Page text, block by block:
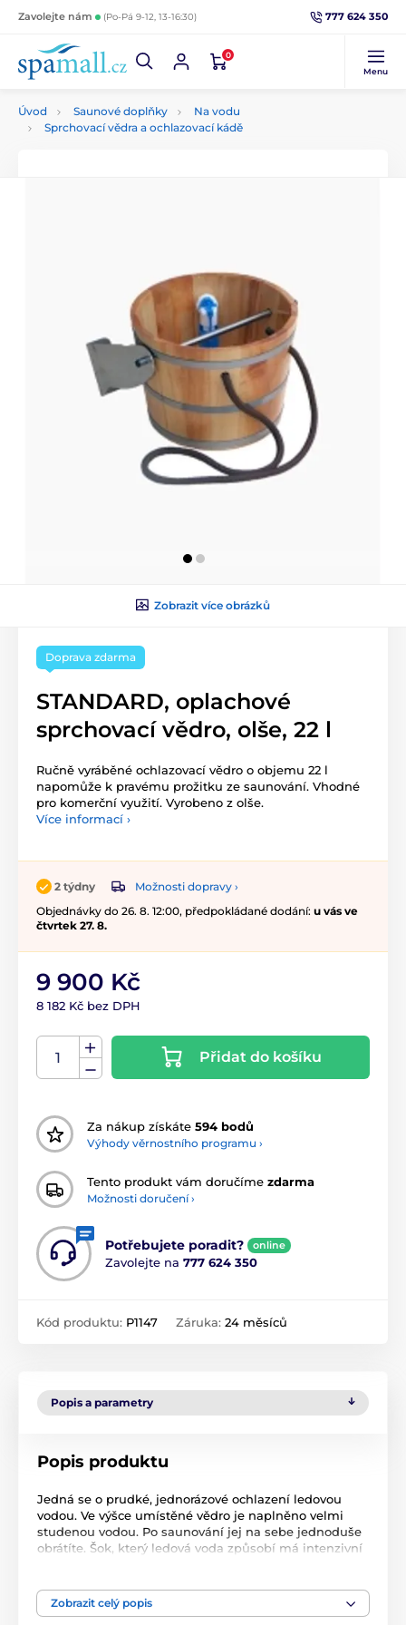
Zavolejte nám (Po-Pá 9-12, 13-16:30) 777 624 350
0
Menu
Úvod Saunové doplňky
Na vodu
Sprchovací vědra a ochlazovací kádě
Zobrazit více obrázků
Doprava zdarma
STANDARD, oplachové
sprchovací vědro, olše, 22 l
Ručně vyráběné ochlazovací vědro o objemu 22 l
napomůže k pravému prožitku ze saunování. Vhodné
pro komerční využití. Vyrobeno z olše.
Více informací ›
2 týdny
Možnosti dopravy ›
Objednávky do 26. 8. 12:00, předpokládané dodání: u vás ve
čtvrtek 27. 8.
9 900 Kč
8 182 Kč bez DPH
Přidat do košíku
Za nákup získáte 594 bodů
Výhody věrnostního programu ›
Tento produkt vám doručíme zdarma
Možnosti doručení ›
Potřebujete poradit? online
Zavolejte na 777 624 350
Kód produktu: P1147 Záruka: 24 měsíců
Popis a parametry
Popis produktu
Jedná se o prudké, jednorázové ochlazení ledovou
vodou. Ve výšce umístěné vědro je naplněno velmi
studenou vodou. Po saunování jej na sebe jednoduše
obrátíte. Šok, který ledová voda způsobí má intenzivní
tato metoda především vhodná pro zdravé jedince,
jelikož ledová voda v první řadě dopadne na hlavu.
Zobrazit celý popis